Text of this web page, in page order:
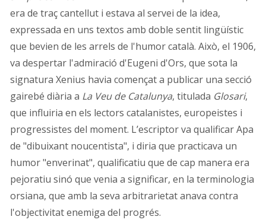
era de traç cantellut i estava al servei de la idea,
expressada en uns textos amb doble sentit lingüístic
que bevien de les arrels de l'humor català. Això, el 1906,
va despertar l'admiració d'Eugeni d'Ors, que sota la
signatura Xenius havia començat a publicar una secció
gairebé diària a La Veu de Catalunya, titulada Glosari,
que influiria en els lectors catalanistes, europeistes i
progressistes del moment. L’escriptor va qualificar Apa
de "dibuixant noucentista", i diria que practicava un
humor "enverinat", qualificatiu que de cap manera era
pejoratiu sinó que venia a significar, en la terminologia
orsiana, que amb la seva arbitrarietat anava contra
l'objectivitat enemiga del progrés.